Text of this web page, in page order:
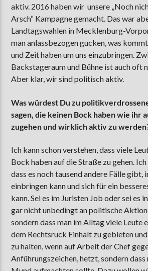
aktiv. 2016 haben wir unsere „Noch
Arsch“ Kampagne gemacht. Das war
Landtagswahlen in Mecklenburg-
man anlassbezogen gucken, was
und Zeit haben um uns einzubringen.
Backstageraum und Bühne ist auch oft
Aber klar, wir sind politisch aktiv.
Was würdest Du zu
sagen, die keinen Bock haben wie ihr
zugehen und wirklich aktiv zu
Ich kann schon verstehen, dass viele
Bock haben auf die Straße zu gehen.
dass es noch tausend andere Fälle gibt,
einbringen kann und sich für ein
kann. Sei es im Juristen Job oder sei es
gar nicht unbedingt an politische
sondern dass man im Alltag viele Leute
dem Rechtsruck Einhalt zu gebieten
zu halten, wenn auf Arbeit der Chef
Anführungszeichen, hetzt, sondern dass